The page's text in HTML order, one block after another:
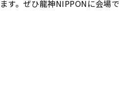
。ぜひ龍神NIPPONに会場